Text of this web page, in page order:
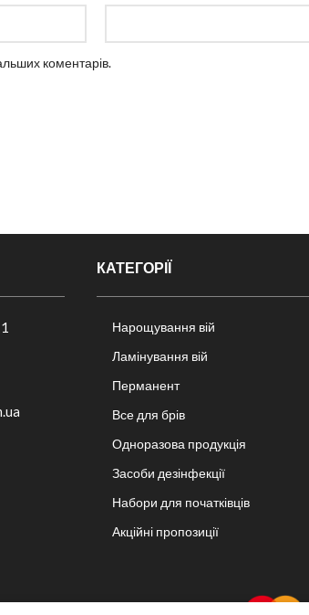
коментарів.
КАТЕГОРІЇ
Нарощування вій
Ламінування вій
Перманент
Все для брів
Одноразова продукція
Засоби дезінфекції
Набори для початківців
Акційні пропозиції